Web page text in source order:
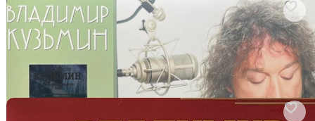
арт. 3534487262
Владимир Кузьмин ‎– Ромео И Джульетта (Россия 2023г.)
Виниловая пластинка
В корзину